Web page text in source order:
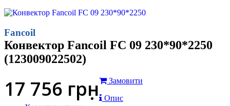
Fancoil
Конвектор Fancoil FC 09 230*90*2250
(123009022502)
17 756 грн
Замовити
Опис